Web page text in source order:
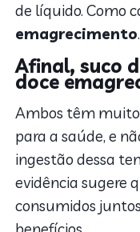
de líquido. Como
emagrecimento.
Afinal, suco
doce
Ambos têm
para a saúde, e
ingestão dessa
evidência sugere
consumidos